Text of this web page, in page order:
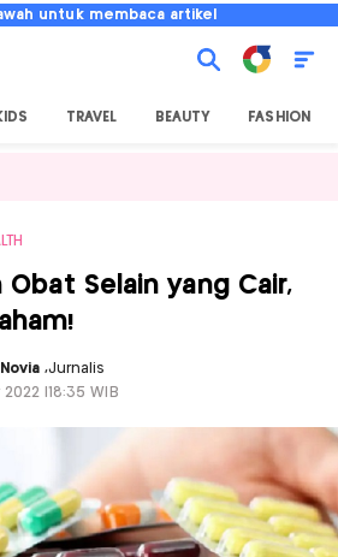
untuk membaca artikel
TRAVEL BEAUTY FASHION
Obat Selain yang Cair,
,Jurnalis
|18:35 WIB